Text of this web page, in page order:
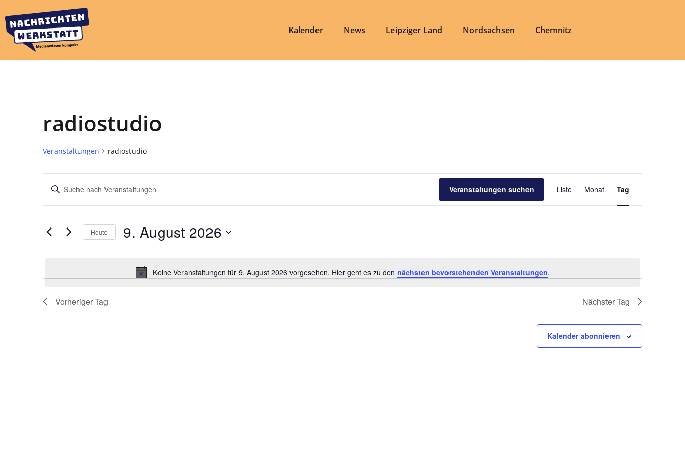
Kalender News Leipziger Land Nordsachsen Chemnitz
radiostudio
Veranstaltungen radiostudio
Hinweis
Keine Veranstaltungen für 9. August 2026 vorgesehen. Hier geht es zu den nächsten bevorstehenden Veranstaltungen.
Veranstaltungen
Suche
Ansichten,
Bitte
Schlüsselwort
Suche
Veranstaltungen
Schlüsselwort.
Veranstaltungen suchen
Ansichten-
Liste Monat Tag
Heute 9. August 2026
Vorheriger Tag Nächster Tag
Kalender abonnieren